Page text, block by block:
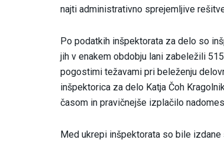
najti administrativno sprejemljive
Po podatkih inšpektorata za delo so
jih v enakem obdobju lani zabeležili
pogostimi težavami pri beleženju
inšpektorica za delo Katja Čoh
časom in pravičnejše izplačilo
Med ukrepi inšpektorata so bile